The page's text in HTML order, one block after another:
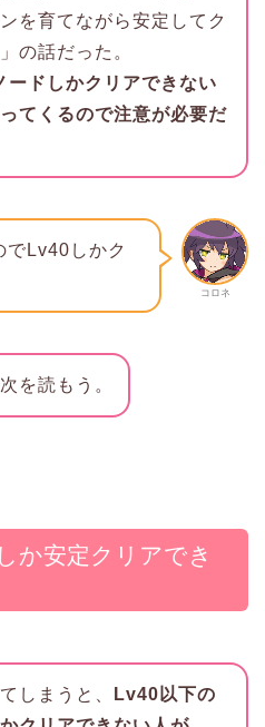
を育てながら安定してク
の話だった。
ードしかクリアできない
てくるので注意が必要だ
コロネ
でLv40しかク
を読もう。
か安定クリアでき
しまうと、
Lv40以下の